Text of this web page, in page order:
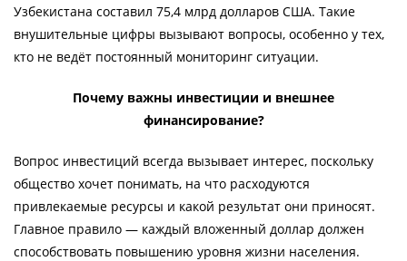
Узбекистана составил 75,4 млрд долларов США. Такие
внушительные цифры вызывают вопросы, особенно у тех,
кто не ведёт постоянный мониторинг ситуации.
Почему важны инвестиции и внешнее
финансирование?
Вопрос инвестиций всегда вызывает интерес, поскольку
общество хочет понимать, на что расходуются
привлекаемые ресурсы и какой результат они приносят.
Главное правило — каждый вложенный доллар должен
способствовать повышению уровня жизни населения.